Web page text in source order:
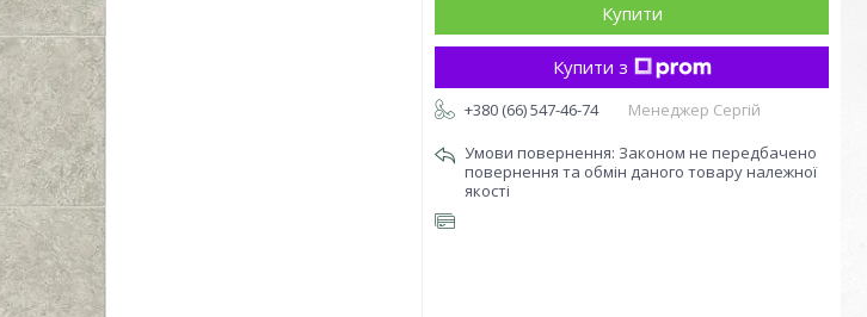
Купити
Купити з
+380 (66) 547-46-74
Менеджер Сергій
Законом не передбачено
повернення та обмін даного товару належної
якості